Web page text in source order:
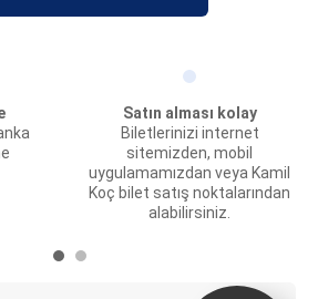
Satın alması kolay
Biletlerinizi internet
sitemizden, mobil
uygulamamızdan veya Kamil
Koç bilet satış noktalarından
alabilirsiniz.